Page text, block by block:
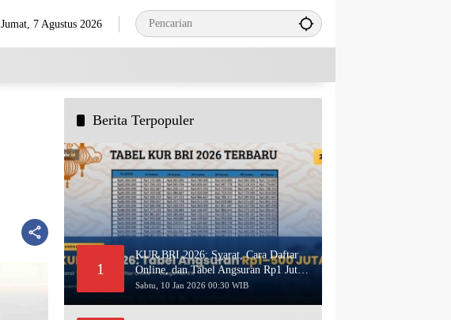
Jumat, 7 Agustus 2026
Berita Terpopuler
1
KUR BRI 2026: Syarat, Cara Daftar
Online, dan Tabel Angsuran Rp1 Juta–
500 Juta Terbaru
Sabtu, 10 Jan 2026 00:30 WIB